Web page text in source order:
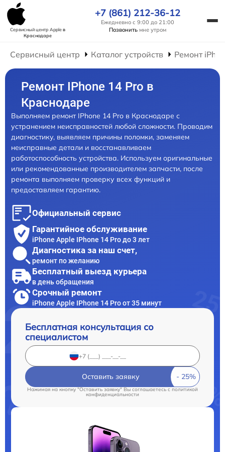
Сервисный центр Appleв
Краснодаре
+7 (861) 212-36-12
Ежедневно с 9:00 до 21:00
Позвонить мне утром
Сервисный центр Каталог устройств Ремонт
Ремонт IPhone 14 Pro в
Краснодаре
Выполняем ремонт IPhone 14 Pro в Краснодаре с
устранением неисправностей любой сложности. Проводим
диагностику, выявляем причины поломки, заменяем
неисправные детали и восстанавливаем
работоспособность устройства. Используем оригинальные
или рекомендованные производителем запчасти, после
ремонта выполняем проверку всех функций и
предоставляем гарантию.
Официальный сервис
Гарантийное обслуживание
iPhone Apple IPhone 14 Pro до 3 лет
Диагностика за наш счет,
ремонт по желанию
Бесплатный выезд курьера
в день обращения
Срочный ремонт
iPhone Apple IPhone 14 Pro от 35 минут
Бесплатная консультация со
специалистом
Оставить заявку
Нажимая на кнопку "Оставить заявку" Вы соглашаетесь cполитикой
конфиденциальности